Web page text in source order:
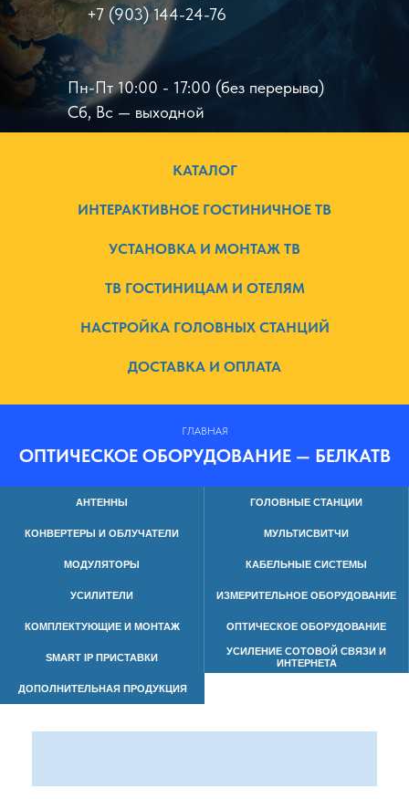
Пн-Пт 10:00 - 17:00 (без перерыва)
Сб, Вс — выходной
+7 (903) 144-24-76
КАТАЛОГ
ИНТЕРАКТИВНОЕ ГОСТИНИЧНОЕ ТВ
УСТАНОВКА И МОНТАЖ ТВ
ТВ ГОСТИНИЦАМ И ОТЕЛЯМ
НАСТРОЙКА ГОЛОВНЫХ СТАНЦИЙ
ДОСТАВКА И ОПЛАТА
ГЛАВНАЯ
ОПТИЧЕСКОЕ ОБОРУДОВАНИЕ — БЕЛКАТВ
АНТЕННЫ ГОЛОВНЫЕ СТАНЦИИ
КОНВЕРТЕРЫ И ОБЛУЧАТЕЛИ МУЛЬТИСВИТЧИ
МОДУЛЯТОРЫ КАБЕЛЬНЫЕ СИСТЕМЫ
УСИЛИТЕЛИ ИЗМЕРИТЕЛЬНОЕ ОБОРУДОВАНИЕ
КОМПЛЕКТУЮЩИЕ И МОНТАЖ ОПТИЧЕСКОЕ ОБОРУДОВАНИЕ
SMART IP ПРИСТАВКИ
УСИЛЕНИЕ СОТОВОЙ СВЯЗИ И
ИНТЕРНЕТА
ДОПОЛНИТЕЛЬНАЯ ПРОДУКЦИЯ